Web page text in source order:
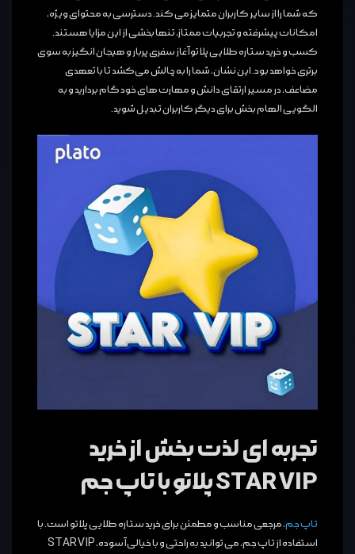
که شما را از سایر کاربران متمایز می ‌کند. دسترسی به محتوای ویژه،
امکانات پیشرفته و تجربیات ممتاز، تنها بخشی از این مزایا هستند.
کسب و خرید ستاره طلایی پلاتو آغاز سفری پربار و هیجان ‌انگیز به سوی
برتری خواهد بود. این نشان، شما را به چالش می‌کشد تا با تعهدی
مضاعف، در مسیر ارتقای دانش و مهارت ‌های خود گام بردارید و به
الگویی الهام‌ بخش برای دیگر کاربران تبدیل شوید.
تجربه ای لذت بخش از خرید
STAR VIP پلاتو با تاپ جم
تاپ جم، مرجعی مناسب و مطمئن برای خرید ستاره طلایی پلاتو است. با
استفاده از تاپ جم، می ‌توانید به راحتی و با خیالی آسوده، STAR VIP